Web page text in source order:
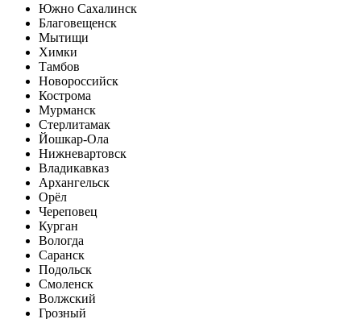
Южно Сахалинск
Благовещенск
Мытищи
Химки
Тамбов
Новороссийск
Кострома
Мурманск
Стерлитамак
Йошкар-Ола
Нижневартовск
Владикавказ
Архангельск
Орёл
Череповец
Курган
Вологда
Саранск
Подольск
Смоленск
Волжский
Грозный